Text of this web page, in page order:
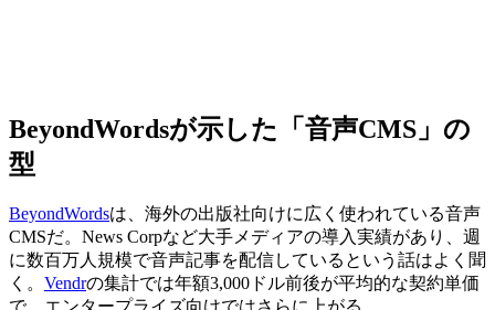
BeyondWordsが示した「音声CMS」の
型
BeyondWordsは、海外の出版社向けに広く使われている音声
CMSだ。News Corpなど大手メディアの導入実績があり、週
に数百万人規模で音声記事を配信しているという話はよく聞
く。 Vendrの集計では年額3,000ドル前後が平均的な契約単価